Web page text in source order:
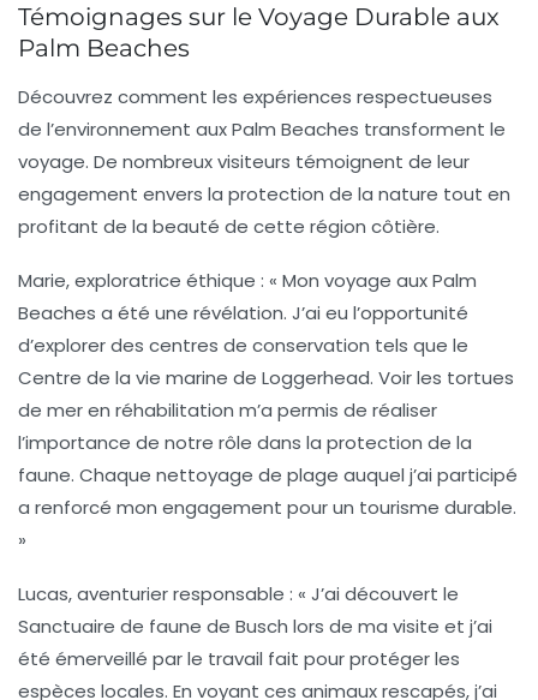
Témoignages sur le Voyage Durable aux
Palm Beaches
Découvrez comment les expériences respectueuses
de l’environnement aux Palm Beaches transforment le
voyage. De nombreux visiteurs témoignent de leur
engagement envers la protection de la nature tout en
profitant de la beauté de cette région côtière.
Marie, exploratrice éthique : « Mon voyage aux Palm
Beaches a été une révélation. J’ai eu l’opportunité
d’explorer des centres de conservation tels que le
Centre de la vie marine de Loggerhead. Voir les tortues
de mer en réhabilitation m’a permis de réaliser
l’importance de notre rôle dans la protection de la
faune. Chaque nettoyage de plage auquel j’ai participé
a renforcé mon engagement pour un tourisme durable.
»
Lucas, aventurier responsable : « J’ai découvert le
Sanctuaire de faune de Busch lors de ma visite et j’ai
été émerveillé par le travail fait pour protéger les
espèces locales. En voyant ces animaux rescapés, j’ai